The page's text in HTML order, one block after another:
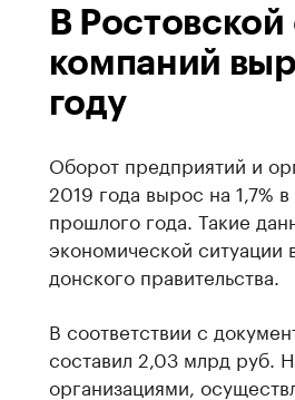
В
компаний
году
Оборот предприятий и
2019 года вырос на 1,7%
прошлого года. Такие
экономической ситуации
донского правительства.
В соответствии с
составил 2,03 млрд руб.
организациями,